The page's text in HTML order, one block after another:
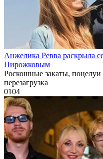
Анжелика Ревва раскрыла
Пирожковым
Роскошные закаты,
перезагрузка
0104